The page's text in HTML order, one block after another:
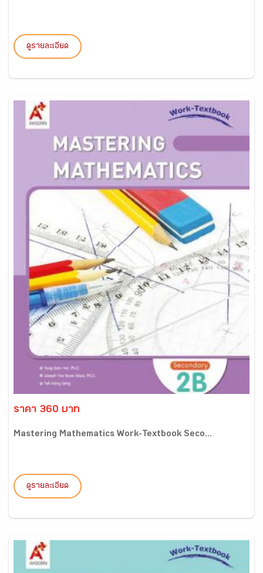
ดูรายละเอียด
ราคา 360 บาท
Mastering Mathematics Work-Textbook Seco...
ดูรายละเอียด